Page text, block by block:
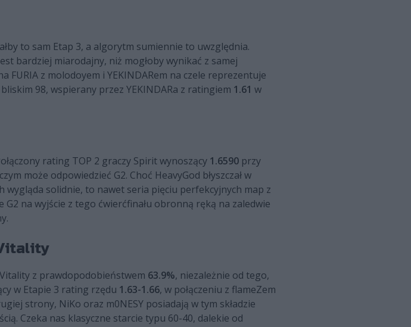
to sam Etap 3, a algorytm sumiennie to uwzględnia.
bardziej miarodajny, niż mogłoby wynikać z samej
z molodoyem i YEKINDARem na czele reprezentuje
bliskim 98, wspierany przez YEKINDARa z ratingiem 1.61 w
rating TOP 2 graczy Spirit wynoszący 1.6590 przy
może odpowiedzieć G2. Choć HeavyGod błyszczał w
wygląda solidnie, to nawet seria pięciu perfekcyjnych map z
na wyjście z tego ćwierćfinału obronną ręką na zaledwie
z prawdopodobieństwem 63.9%, niezależnie od tego,
w Etapie 3 rating rzędu 1.63-1.66, w połączeniu z flameZem
strony, NiKo oraz m0NESY posiadają w tym składzie
Czeka nas klasyczne starcie typu 60-40, dalekie od